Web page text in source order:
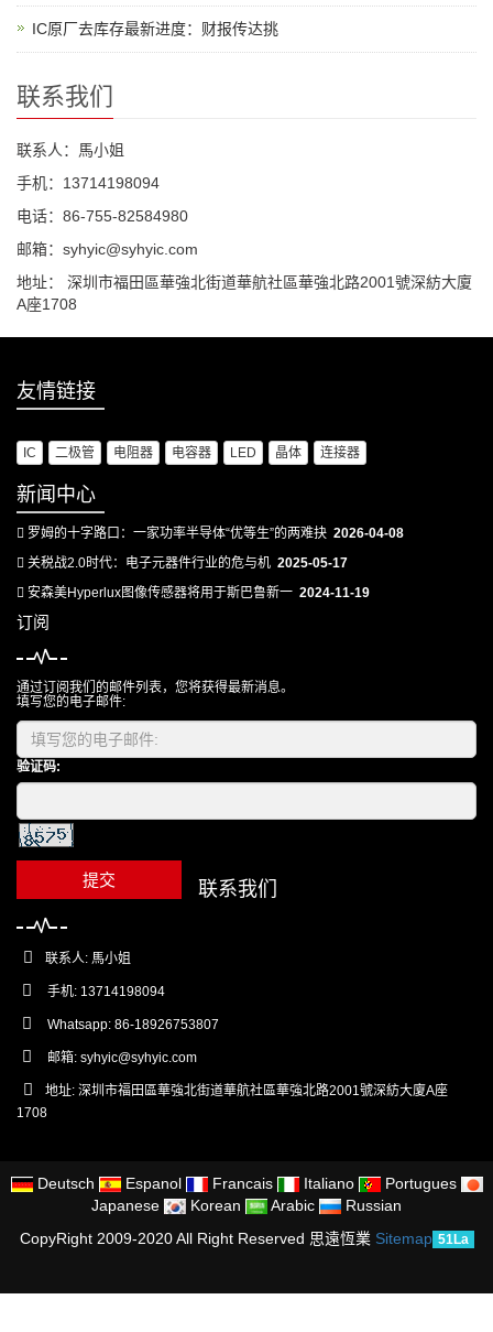
IC原厂去库存最新进度：财报传达挑
联系我们
联系人：馬小姐
手机：13714198094
电话：86-755-82584980
邮箱：syhyic@syhyic.com
地址： 深圳市福田區華強北街道華航社區華強北路2001號深紡大廈
A座1708
友情链接
IC 二极管 电阻器 电容器 LED 晶体 连接器
新闻中心
罗姆的十字路口：一家功率半导体“优等生”的两难抉 2026-04-08
关税战2.0时代：电子元器件行业的危与机 2025-05-17
安森美Hyperlux图像传感器将用于斯巴鲁新一 2024-11-19
订阅
通过订阅我们的邮件列表，您将获得最新消息。
填写您的电子邮件:
验证码:
提交 联系我们
联系人: 馬小姐
手机: 13714198094
Whatsapp: 86-18926753807
邮箱: syhyic@syhyic.com
地址: 深圳市福田區華強北街道華航社區華強北路2001號深紡大廈A座
1708
Deutsch Espanol Francais Italiano
Portugues
Japanese
Korean Arabic
Russian
CopyRight 2009-2020 All Right Reserved 思遠恆業 Sitemap 51La